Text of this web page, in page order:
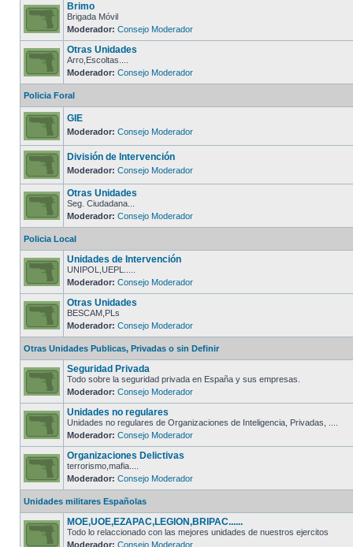
Brimo
Brigada Móvil
Moderador: Consejo Moderador
Otras Unidades
Arro,Escoltas....
Moderador: Consejo Moderador
Policia Foral
GIE
Moderador: Consejo Moderador
División de Intervención
Moderador: Consejo Moderador
Otras Unidades
Seg. Ciudadana...
Moderador: Consejo Moderador
Policia Local
Unidades de Intervención
UNIPOL,UEPL.....
Moderador: Consejo Moderador
Otras Unidades
BESCAM,PLs
Moderador: Consejo Moderador
Otras Unidades Publicas, Privadas o sin Definir
Seguridad Privada
Todo sobre la seguridad privada en España y sus empresas.
Moderador: Consejo Moderador
Unidades no regulares
Unidades no regulares de Organizaciones de Inteligencia, Privadas, ....
Moderador: Consejo Moderador
Organizaciones Delictivas
terrorismo,mafia....
Moderador: Consejo Moderador
Unidades militares Españolas
MOE,UOE,EZAPAC,LEGION,BRIPAC......
Todo lo relaccionado con las mejores unidades de nuestros ejercitos
Moderador: Consejo Moderador